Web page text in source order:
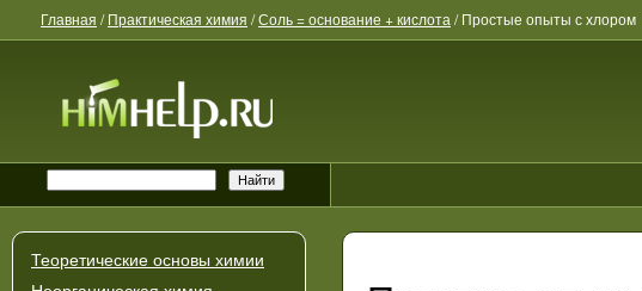
Главная /Практическая химия /Соль = основание + кислота /Простые опыты с хлором
Теоретические основы химии